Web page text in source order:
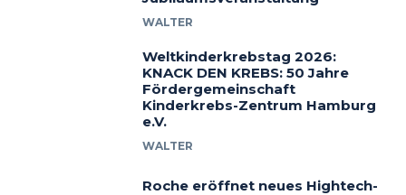
WALTER
Weltkinderkrebstag 2026:
KNACK DEN KREBS: 50 Jahre
Fördergemeinschaft
Kinderkrebs-Zentrum Hamburg
e.V.
WALTER
Roche eröffnet neues Hightech-